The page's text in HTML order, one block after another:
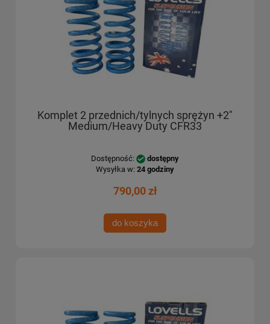
Komplet 2 przednich/tylnych sprężyn +2"
Medium/Heavy Duty CFR33
Dostępność:
dostępny
Wysyłka w: 24 godziny
790,00 zł
do koszyka